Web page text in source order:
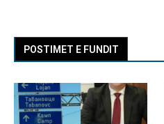
POSTIMET E FUNDIT